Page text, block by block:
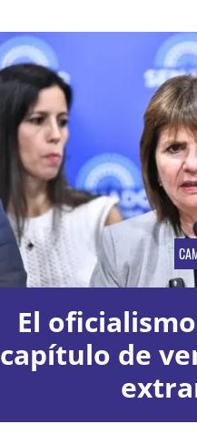
El
capítulo de